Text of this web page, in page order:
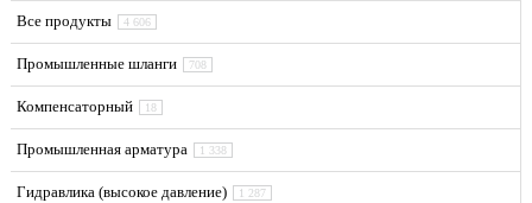
Все продукты 4 606
Промышленные шланги 708
Компенсаторный 18
Промышленная арматура 1 338
Гидравлика (высокое давление) 1 287